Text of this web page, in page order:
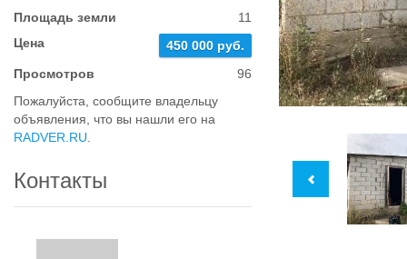
Площадь земли
11
Цена
450 000 руб.
Просмотров
96
Пожалуйста, сообщите владельцу
объявления, что вы нашли его на
RADVER.RU
Контакты